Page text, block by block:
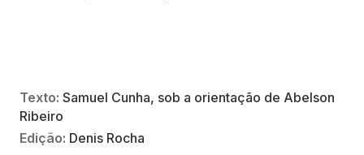
Texto: Samuel Cunha, sob a orientação de Abelson
Ribeiro
Edição: Denis Rocha